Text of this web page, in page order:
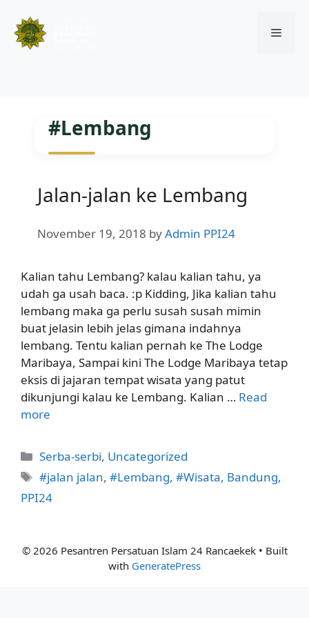
Menu
#Lembang
Jalan-jalan ke Lembang
November 19, 2018 byAdmin PPI24
Kalian tahu Lembang? kalau kalian tahu, ya
udah ga usah baca. :p Kidding, Jika kalian tahu
lembang maka ga perlu susah susah mimin
buat jelasin lebih jelas gimana indahnya
lembang. Tentu kalian pernah ke The Lodge
Maribaya, Sampai kini The Lodge Maribaya tetap
eksis di jajaran tempat wisata yang patut
dikunjungi kalau ke Lembang. Kalian … Read
more
Categories
Serba-serbi, Uncategorized
Tags
#jalan jalan,#Lembang,#Wisata, Bandung,
PPI24
© 2026 Pesantren Persatuan Islam 24 Rancaekek• Built
with GeneratePress